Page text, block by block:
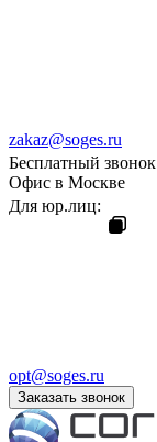
zakaz@soges.ru
Бесплатный звонок
Офис в Москве
Для юр.лиц:
opt@soges.ru
Заказать звонок